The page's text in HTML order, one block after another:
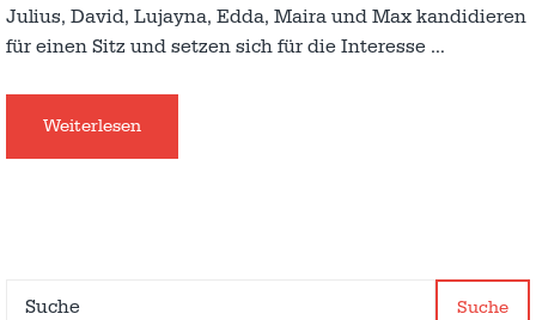
Julius, David, Lujayna, Edda, Maira und Max kandidieren
für einen Sitz und setzen sich für die Interesse …
Weiterlesen
Suche